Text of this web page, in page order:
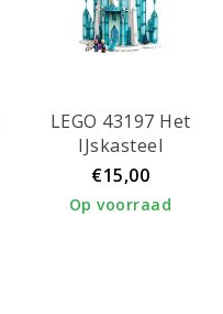
LEGO 43197 Het
IJskasteel
€15,00
Op voorraad